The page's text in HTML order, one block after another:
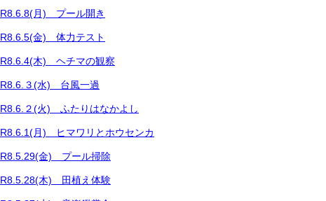
R8.6.8(月) プール開き
R8.6.5(金) 体力テスト
R8.6.4(木) ヘチマの観察
R8.6.３(水) 台風一過
R8.6.２(火) ふたりはなかよし
R8.6.1(月) ヒマワリとホウセンカ
R8.5.29(金) プール掃除
R8.5.28(木) 田植え体験